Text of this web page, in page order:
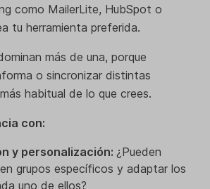
como MailerLite, HubSpot o
tu herramienta preferida.
más de una, porque
o sincronizar distintas
habitual de lo que crees.
con:
y personalización: ¿Pueden
grupos específicos y adaptar los
uno de ellos?